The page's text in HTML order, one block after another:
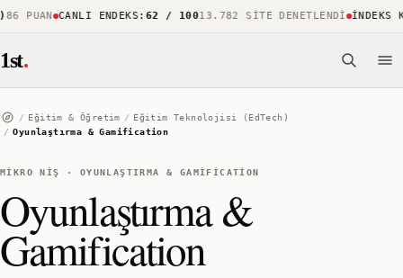
PUAN CANLI ENDEKS:62 / 10013.782 SITE DENETLENDI İNDEKS
1st.
/ Eğitim & Öğretim / Eğitim Teknolojisi (EdTech)
/ Oyunlaştırma & Gamification
MIKRO NIŞ · OYUNLAŞTIRMA & GAMIFICATION
Oyunlaştırma &
Gamification